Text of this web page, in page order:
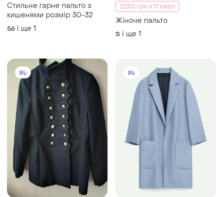
Стильне гарне пальто з
кишенями розмір 30-32
56 і ще 1
2250 грн з 11 серп
Жіноче пальто
S і ще 1